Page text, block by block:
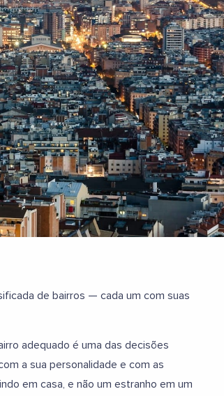
de bairros — cada um com suas
adequado é uma das decisões
a sua personalidade e com as
em casa, e não um estranho em um